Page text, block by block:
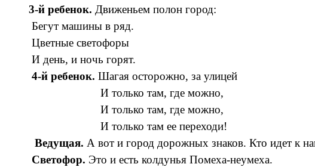
3-й ребенок. Движеньем полон город:
Бегут машины в ряд.
Цветные светофоры
И день, и ночь горят.
4-й ребенок. Шагая осторожно, за улицей
И только там, где можно,
И только там, где можно,
И только там ее переходи!
Ведущая. А вот и город дорожных знаков. Кто идет к
Светофор. Это и есть колдунья Помеха-неумеха.